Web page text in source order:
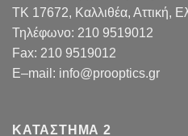
TK 17672, Καλλιθέα, Αττική,
Τηλέφωνο: 210 9519012
Fax: 210 9519012
E–mail : info@prooptics.gr
ΚΑΤΑΣΤΗΜΑ 2